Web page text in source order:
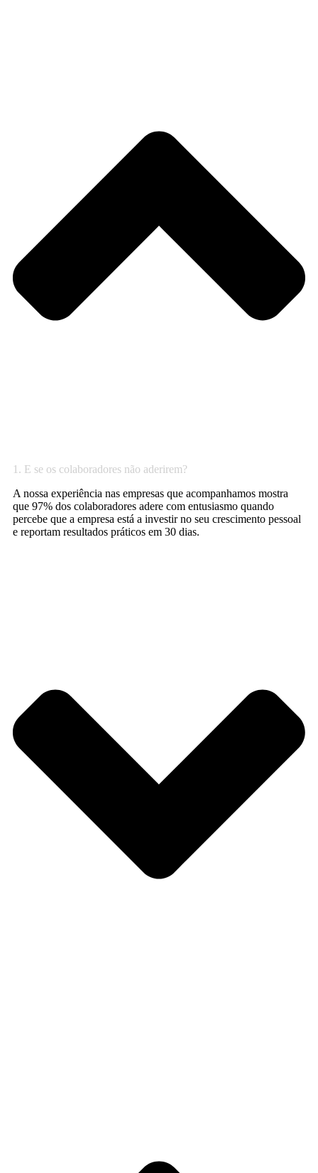
1. E se os colaboradores não aderirem?
A nossa experiência nas empresas que acompanhamos mostra
que 97% dos colaboradores adere com entusiasmo quando
percebe que a empresa está a investir no seu crescimento pessoal
e reportam resultados práticos em 30 dias.